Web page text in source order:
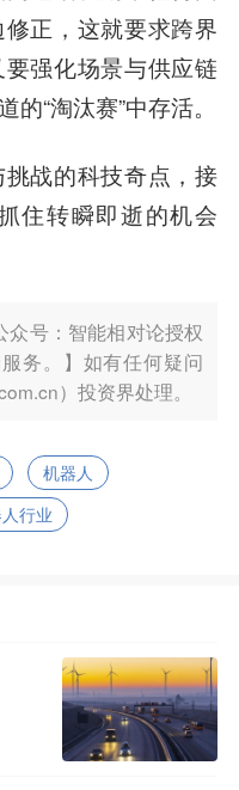
正，这就要求跨界
强化场景与供应链
“淘汰赛”中存活。
战的科技奇点，接
住转瞬即逝的机会
众号：智能相对论授权
务。】如有任何疑问
）投资界处理。
机器人
行业